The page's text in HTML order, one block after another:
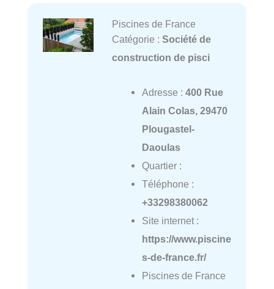
Piscines de France
Catégorie : Société de
construction de pisci
Adresse : 400 Rue
Alain Colas, 29470
Plougastel-
Daoulas
Quartier :
Téléphone :
+33298380062
Site internet :
https://www.piscine
s-de-france.fr/
Piscines de France